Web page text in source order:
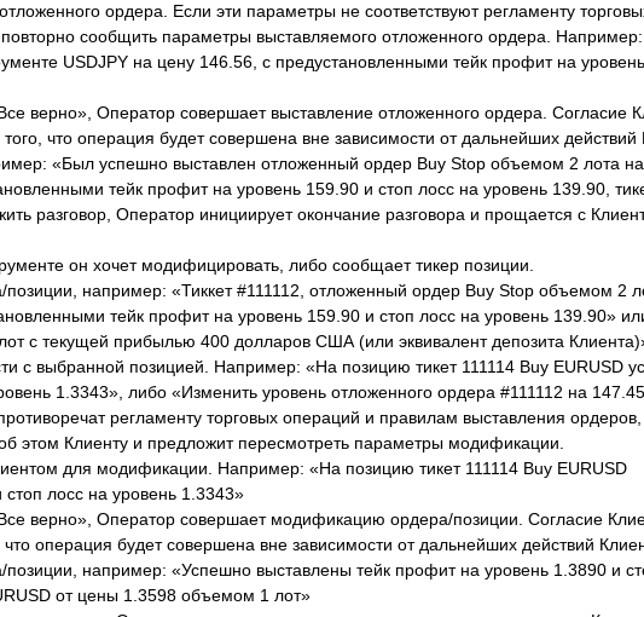
ордера. Если эти параметры не соответствуют регламенту
сообщить параметры выставляемого отложенного ордера. Например:
USDJPY на цену 146.56, с предустановленными тейк профит на
верно», Оператор совершает выставление отложенного ордера. Согласие
что операция будет совершена вне зависимости от дальнейших действий
«Был успешно выставлен отложенный ордер Buy Stop объемом 2 лота на
тейк профит на уровень 159.90 и стоп лосс на уровень 139.90,
разговор, Оператор инициирует окончание разговора и прощается с
он хочет модифицировать, либо сообщает тикер позиции.
например: «Тиккет #111112, отложенный ордер Buy Stop объемом 2
тейк профит на уровень 159.90 и стоп лосс на уровень 139.90»
с текущей прибылью 400 долларов США (или эквивалент депозита
с выбранной позицией. Например: «На позицию тикет 111114 Buy EURUSD
1.3343», либо «Изменить уровень отложенного ордера #111112 на
регламенту торговых операций и правилам выставления
этом Клиенту и предложит пересмотреть параметры модификации.
для модификации. Например: «На позицию тикет 111114 Buy EURUSD
лосс на уровень 1.3343»
верно», Оператор совершает модификацию ордера/позиции. Согласие
операция будет совершена вне зависимости от дальнейших действий
например: «Успешно выставлены тейк профит на уровень 1.3890 и
от цены 1.3598 объемом 1 лот»